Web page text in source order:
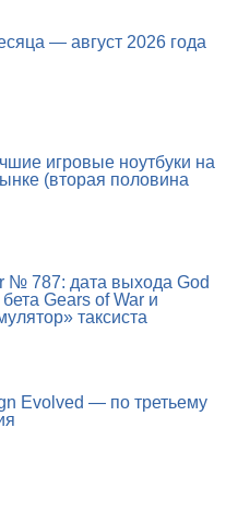
— август 2026 года
игровые ноутбуки на
(вторая половина
№ 787: дата выхода God
Gears of War и
таксиста
Evolved — по третьему